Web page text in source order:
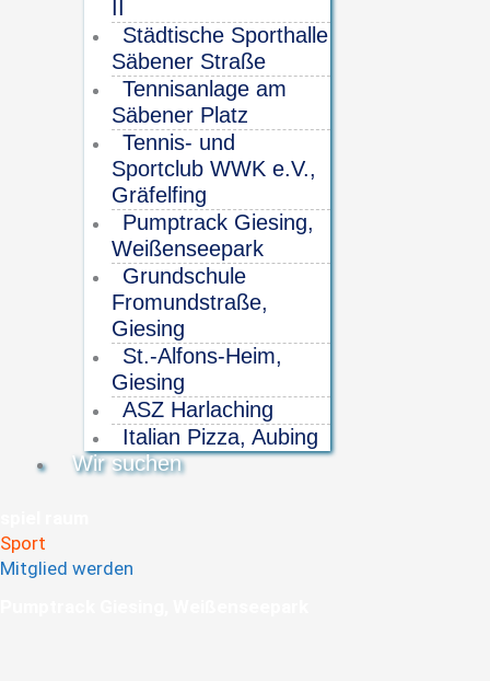
Städtische Sporthalle
Säbener Straße
Tennisanlage am
Säbener Platz
Tennis- und
Sportclub WWK e.V.,
Gräfelfing
Pumptrack Giesing,
Weißenseepark
Grundschule
Fromundstraße,
Giesing
St.-Alfons-Heim,
Giesing
ASZ Harlaching
Italian Pizza, Aubing
Wir suchen
Sport
Mitglied werden